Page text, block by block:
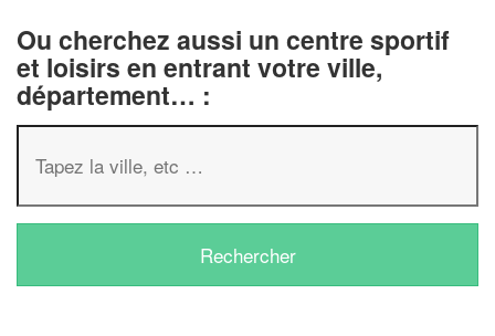
Ou cherchez aussi un centre sportif
et loisirs en entrant votre ville,
département… :
✕
Vous êtes un
professionnel ?